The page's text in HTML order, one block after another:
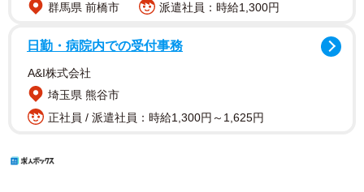
群馬県 前橋市
派遣社員：時給1,300円
日勤・病院内での受付事務
A&I株式会社
埼玉県 熊谷市
正社員 / 派遣社員：時給1,300円～1,625円